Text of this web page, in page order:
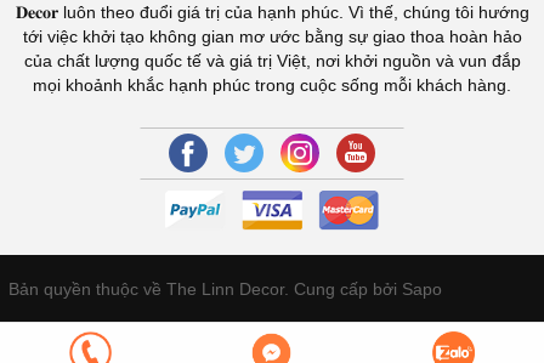
𝐃𝐞𝐜𝐨𝐫 luôn theo đuổi giá trị của hạnh phúc. Vì thế, chúng tôi hướng
tới việc khởi tạo không gian mơ ước bằng sự giao thoa hoàn hảo
của chất lượng quốc tế và giá trị Việt, nơi khởi nguồn và vun đắp
mọi khoảnh khắc hạnh phúc trong cuộc sống mỗi khách hàng.
Bản quyền thuộc về The Linn Decor. Cung cấp bởi Sapo